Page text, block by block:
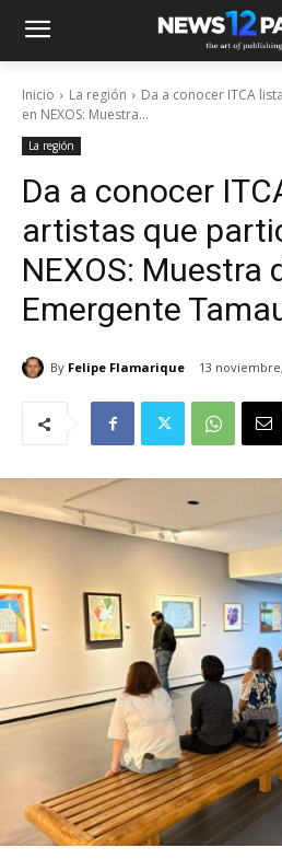
Inicio La región
Da a conocer ITCA
en NEXOS: Muestra...
La región
Da a conocer
artistas que
NEXOS: Muestra
Emergente
By Felipe Flamarique 13